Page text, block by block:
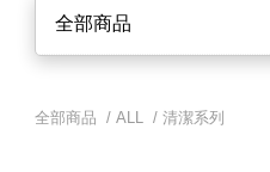
全部商品
全部商品 /ALL /清潔系列